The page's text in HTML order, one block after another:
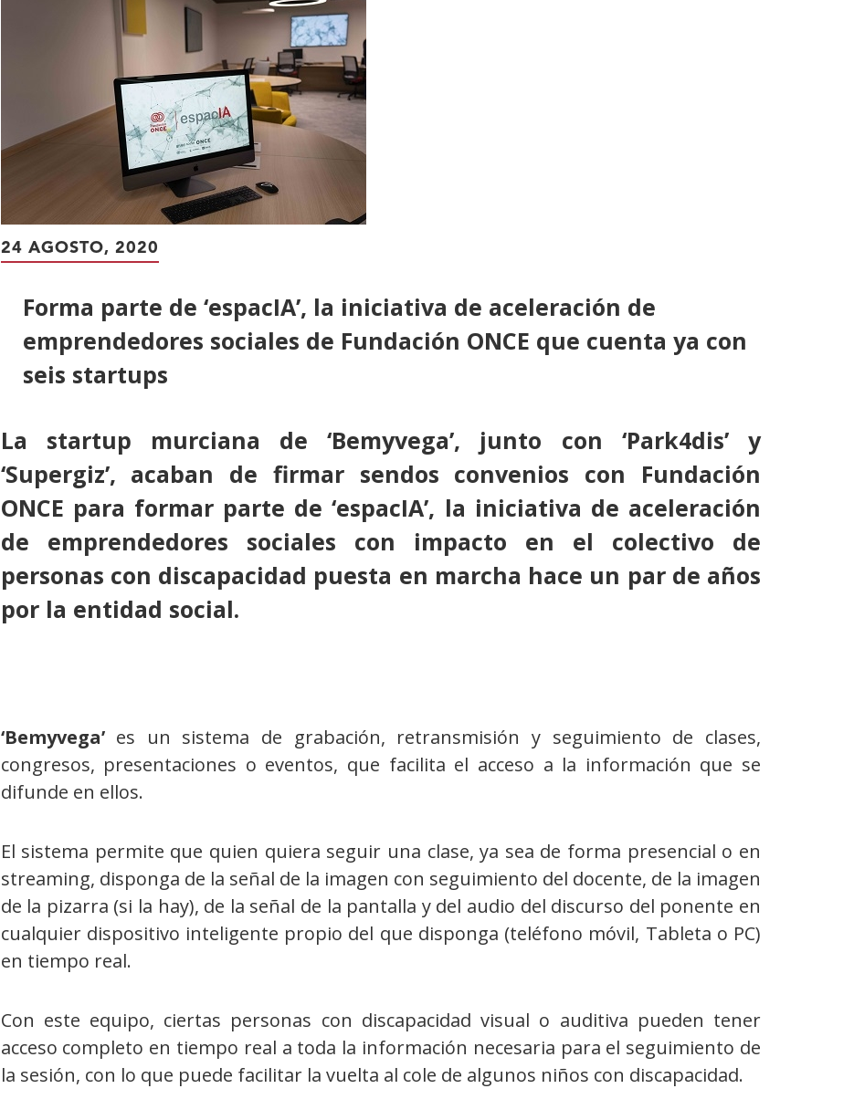
24 AGOSTO, 2020
Forma parte de ‘espacIA’, la iniciativa de aceleración de
emprendedores sociales de Fundación ONCE que cuenta ya con
seis startups
La startup murciana de‘Bemyvega’, junto con ‘Park4dis’ y
‘Supergiz’, acaban de firmar sendos convenios con Fundación
ONCE para formar parte de‘espacIA’, la iniciativa de aceleración
de emprendedores sociales con impacto en el colectivo de
personas con discapacidad puesta en marcha hace un par de años
por la entidad social.
‘Bemyvega’es un sistema de grabación, retransmisión y seguimiento de clases,
congresos, presentaciones o eventos, que facilita el acceso a la información que se
difunde en ellos.
El sistema permite que quien quiera seguir una clase, ya sea de forma presencial o en
streaming, disponga de la señal de la imagen con seguimiento del docente, de la imagen
de la pizarra (si la hay), de la señal de la pantalla y del audio del discurso del ponente en
cualquier dispositivo inteligente propio del que disponga (teléfono móvil, Tableta o PC)
en tiempo real.
Con este equipo, ciertas personas con discapacidad visual o auditiva pueden tener
acceso completo en tiempo real a toda la información necesaria para el seguimiento de
la sesión, con lo que puede facilitar la vuelta al cole de algunos niños con discapacidad.